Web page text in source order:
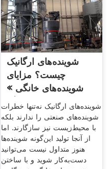
شوینده‌های ارگانیک
چیست؟ مزایای
شوینده‌های خانگی »
وبلاگ
شوینده‌های ارگانیک نه‌تنها خطرات
شوینده‌های صنعتی را ندارند بلکه
با محیط‌زیست نیز سازگارند. اما
از آنجا تولید این‌گونه شوینده‌ها
هنوز متداول نیست می‌توانید
دست‌به‌کار شوید و با ساختن